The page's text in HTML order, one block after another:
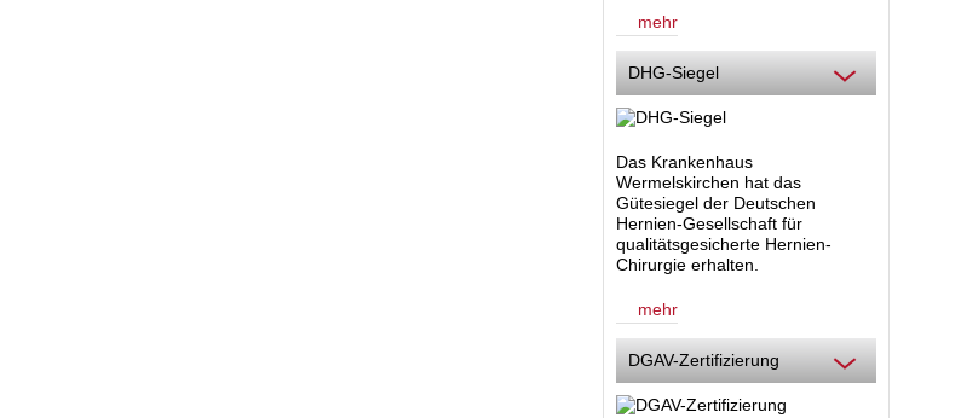
mehr
DHG-Siegel
Das Krankenhaus
Wermelskirchen hat das
Gütesiegel der Deutschen
Hernien-Gesellschaft für
qualitätsgesicherte Hernien-
Chirurgie erhalten.
mehr
DGAV-Zertifizierung